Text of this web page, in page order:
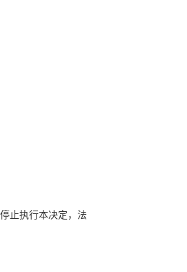
止执行本决定，法